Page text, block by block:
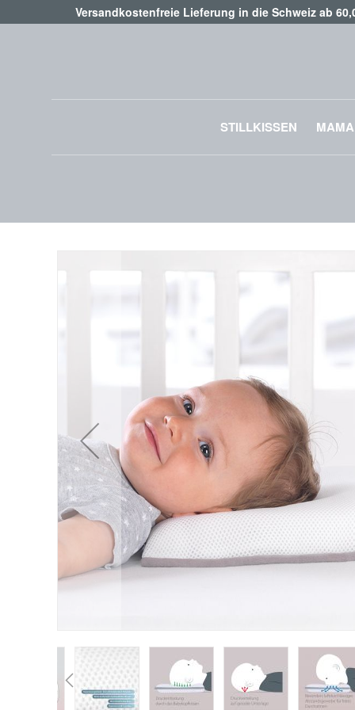
Versandkostenfreie Lieferung in die Schweiz ab
STILLKISSEN MAMA